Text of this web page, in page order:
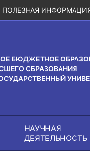
ПОЛЕЗНАЯ
БЮДЖЕТНОЕ
ОБРАЗОВАНИЯ
НАУЧНАЯ
ДЕЯТЕЛЬНОСТЬ